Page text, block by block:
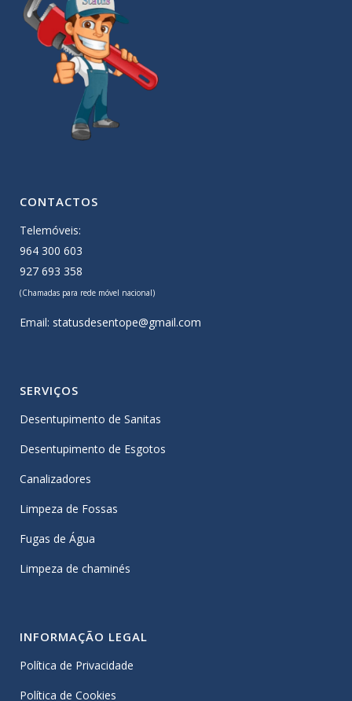
CONTACTOS
Telemóveis:
964 300 603
927 693 358
(Chamadas para rede móvel nacional)
Email: statusdesentope@gmail.com
SERVIÇOS
Desentupimento de Sanitas
Desentupimento de Esgotos
Canalizadores
Limpeza de Fossas
Fugas de Água
Limpeza de chaminés
INFORMAÇÃO LEGAL
Política de Privacidade
Política de Cookies